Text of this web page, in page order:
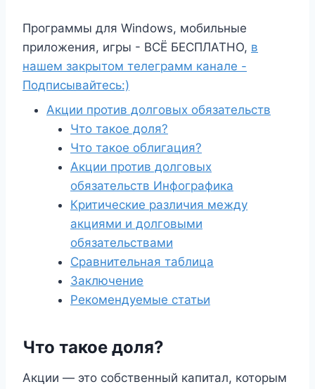
Программы для Windows, мобильные
приложения, игры - ВСЁ БЕСПЛАТНО, в
нашем закрытом телеграмм канале -
Подписывайтесь:)
Акции против долговых обязательств
Что такое доля?
Что такое облигация?
Акции против долговых
обязательств Инфографика
Критические различия между
акциями и долговыми
обязательствами
Сравнительная таблица
Заключение
Рекомендуемые статьи
Что такое доля?
Акции — это собственный капитал, которым